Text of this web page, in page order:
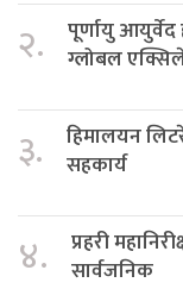
२.
पूर्णायु
ग्लोबल
३.
हिमालयन
सहकार्य
४.
प्रहरी
सार्वजनिक